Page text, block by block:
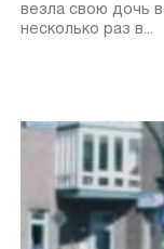
везла свою дочь
несколько раз в...